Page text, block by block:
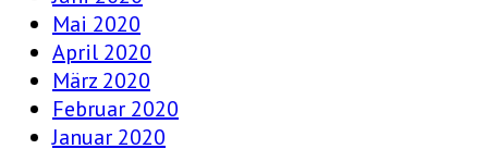
Mai 2020
April 2020
März 2020
Februar 2020
Januar 2020